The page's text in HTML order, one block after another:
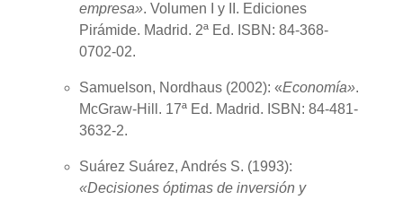
empresa». Volumen I y II. Ediciones
Pirámide. Madrid. 2ª Ed. ISBN: 84-368-
0702-02.
Samuelson, Nordhaus (2002): «Economía».
McGraw-Hill. 17ª Ed. Madrid. ISBN: 84-481-
3632-2.
Suárez Suárez, Andrés S. (1993):
«Decisiones óptimas de inversión y